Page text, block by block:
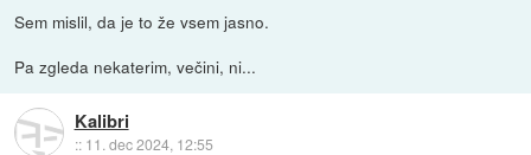
Sem mislil, da je to že vsem jasno.
Pa zgleda nekaterim, večini, ni...
Kalibri
:: 11. dec 2024, 12:55